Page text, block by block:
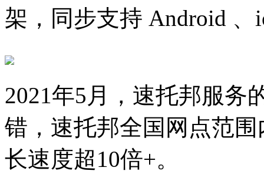
架，同步支持 Android 、
2021年5月，速托邦服务
错，速托邦全国网点范
长速度超10倍+。